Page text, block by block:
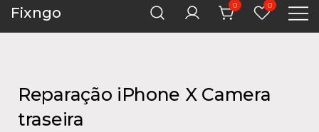
Fixngo 0 0
Reparação iPhone X Camera
traseira